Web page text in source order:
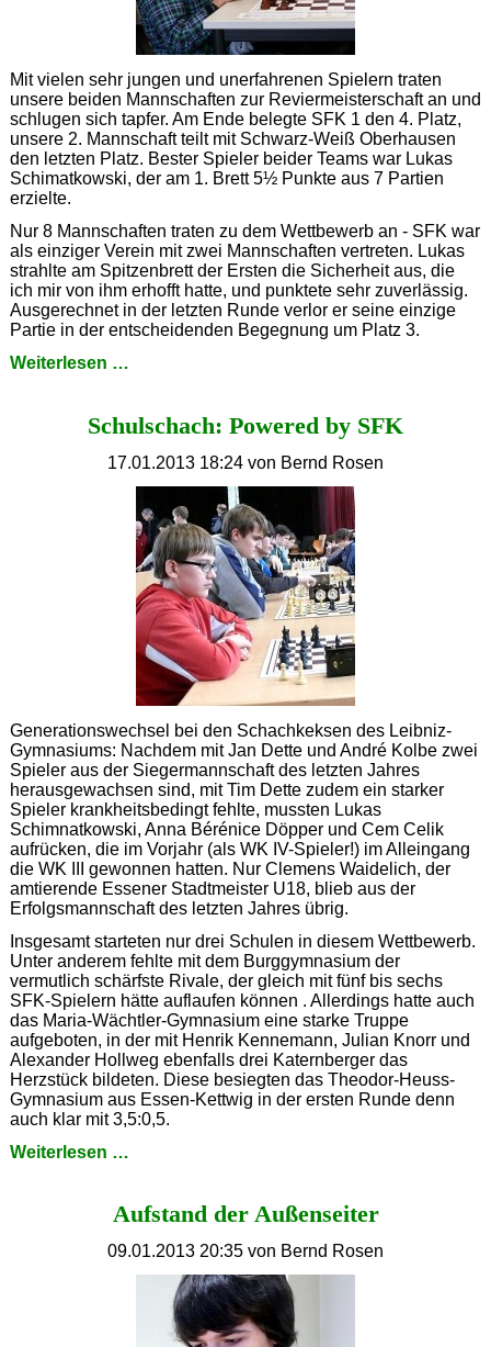
Mit vielen sehr jungen und unerfahrenen Spielern traten
unsere beiden Mannschaften zur Reviermeisterschaft an und
schlugen sich tapfer. Am Ende belegte SFK 1 den 4. Platz,
unsere 2. Mannschaft teilt mit Schwarz-Weiß Oberhausen
den letzten Platz. Bester Spieler beider Teams war Lukas
Schimatkowski, der am 1. Brett 5½ Punkte aus 7 Partien
erzielte.
Nur 8 Mannschaften traten zu dem Wettbewerb an - SFK war
als einziger Verein mit zwei Mannschaften vertreten. Lukas
strahlte am Spitzenbrett der Ersten die Sicherheit aus, die
ich mir von ihm erhofft hatte, und punktete sehr zuverlässig.
Ausgerechnet in der letzten Runde verlor er seine einzige
Partie in der entscheidenden Begegnung um Platz 3.
Weiterlesen …
Schulschach: Powered by SFK
17.01.2013 18:24 von Bernd Rosen
Generationswechsel bei den Schachkeksen des Leibniz-
Gymnasiums: Nachdem mit Jan Dette und André Kolbe zwei
Spieler aus der Siegermannschaft des letzten Jahres
herausgewachsen sind, mit Tim Dette zudem ein starker
Spieler krankheitsbedingt fehlte, mussten Lukas
Schimnatkowski, Anna Bérénice Döpper und Cem Celik
aufrücken, die im Vorjahr (als WK IV-Spieler!) im Alleingang
die WK III gewonnen hatten. Nur Clemens Waidelich, der
amtierende Essener Stadtmeister U18, blieb aus der
Erfolgsmannschaft des letzten Jahres übrig.
Insgesamt starteten nur drei Schulen in diesem Wettbewerb.
Unter anderem fehlte mit dem Burggymnasium der
vermutlich schärfste Rivale, der gleich mit fünf bis sechs
SFK-Spielern hätte auflaufen können . Allerdings hatte auch
das Maria-Wächtler-Gymnasium eine starke Truppe
aufgeboten, in der mit Henrik Kennemann, Julian Knorr und
Alexander Hollweg ebenfalls drei Katernberger das
Herzstück bildeten. Diese besiegten das Theodor-Heuss-
Gymnasium aus Essen-Kettwig in der ersten Runde denn
auch klar mit 3,5:0,5.
Weiterlesen …
SFK
Aufstand der Außenseiter
09.01.2013 20:35 von Bernd Rosen